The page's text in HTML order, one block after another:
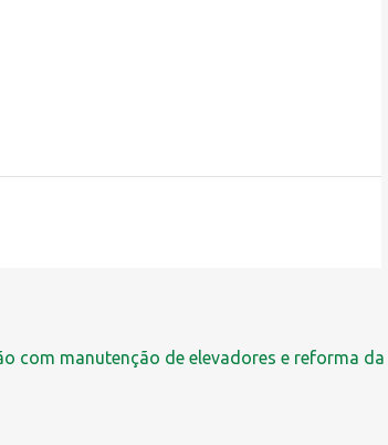
com manutenção de elevadores e reforma da